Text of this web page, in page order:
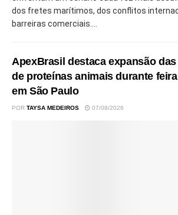
dos fretes marítimos, dos conflitos
barreiras comerciais....
ApexBrasil destaca expansão
de proteínas animais durante
em São Paulo
POR TAYSA MEDEIROS 07/08/2026